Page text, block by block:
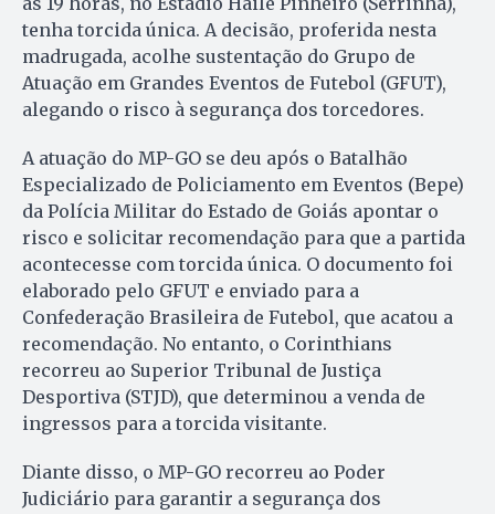
tenha torcida única. A decisão, proferida nesta
madrugada, acolhe sustentação do Grupo de
Atuação em Grandes Eventos de Futebol (GFUT),
alegando o risco à segurança dos torcedores.
A atuação do MP-GO se deu após o Batalhão
Especializado de Policiamento em Eventos (Bepe)
da Polícia Militar do Estado de Goiás apontar o
risco e solicitar recomendação para que a partida
acontecesse com torcida única. O documento foi
elaborado pelo GFUT e enviado para a
Confederação Brasileira de Futebol, que acatou a
recomendação. No entanto, o Corinthians
recorreu ao Superior Tribunal de Justiça
Desportiva (STJD), que determinou a venda de
ingressos para a torcida visitante.
Diante disso, o MP-GO recorreu ao Poder
Judiciário para garantir a segurança dos